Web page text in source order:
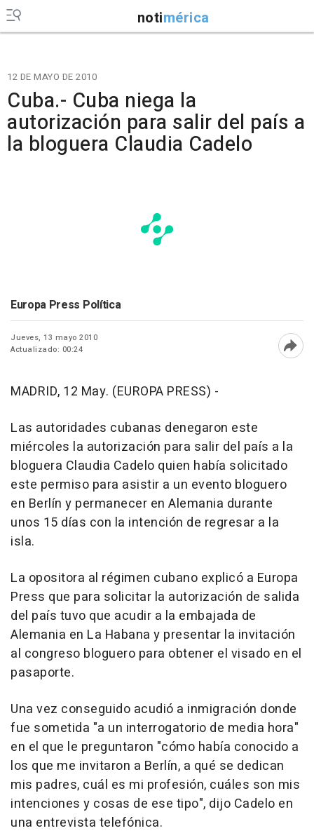
notimérica
12 DE MAYO DE 2010
Cuba.- Cuba niega la
autorización para salir del país a
la bloguera Claudia Cadelo
Europa Press Política
Jueves, 13 mayo 2010
Actualizado: 00:24
MADRID, 12 May. (EUROPA PRESS) -
Las autoridades cubanas denegaron este
miércoles la autorización para salir del país a la
bloguera Claudia Cadelo quien había solicitado
este permiso para asistir a un evento bloguero
en Berlín y permanecer en Alemania durante
unos 15 días con la intención de regresar a la
isla.
La opositora al régimen cubano explicó a Europa
Press que para solicitar la autorización de salida
del país tuvo que acudir a la embajada de
Alemania en La Habana y presentar la invitación
al congreso bloguero para obtener el visado en el
pasaporte.
Una vez conseguido acudió a inmigración donde
fue sometida "a un interrogatorio de media hora"
en el que le preguntaron "cómo había conocido a
los que me invitaron a Berlín, a qué se dedican
mis padres, cuál es mi profesión, cuáles son mis
intenciones y cosas de ese tipo", dijo Cadelo en
una entrevista telefónica.